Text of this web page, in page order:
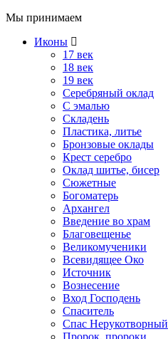
Мы принимаем
Иконы
17 век
18 век
19 век
Серебряный оклад
С эмалью
Складень
Пластика, литье
Бронзовые оклады
Крест серебро
Оклад шитье, бисер
Сюжетные
Богоматерь
Архангел
Введение во храм
Благовещенье
Великомученики
Всевидящее Око
Источник
Вознесение
Вход Господень
Спаситель
Спас Нерукотворный
Пророк, пророки